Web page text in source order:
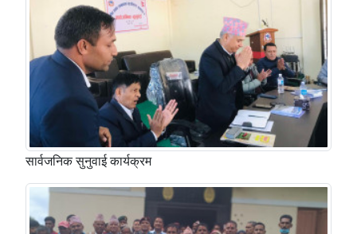
सार्वजनिक सुनुवाई कार्यक्रम